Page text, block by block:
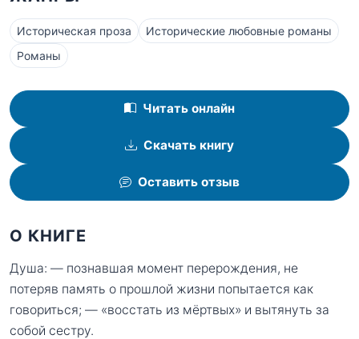
Историческая проза
Исторические любовные романы
Романы
Читать онлайн
Скачать книгу
Оставить отзыв
О КНИГЕ
Душа: — познавшая момент перерождения, не
потеряв память о прошлой жизни попытается как
говориться; — «восстать из мёртвых» и вытянуть за
собой сестру.